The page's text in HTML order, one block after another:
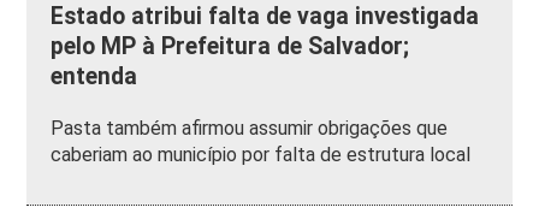
Estado atribui falta de vaga investigada
pelo MP à Prefeitura de Salvador;
entenda
Pasta também afirmou assumir obrigações que
caberiam ao município por falta de estrutura local